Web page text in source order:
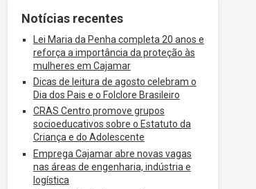
Notícias recentes
Lei Maria da Penha completa 20 anos e
reforça a importância da proteção às
mulheres em Cajamar
Dicas de leitura de agosto celebram o
Dia dos Pais e o Folclore Brasileiro
CRAS Centro promove grupos
socioeducativos sobre o Estatuto da
Criança e do Adolescente
Emprega Cajamar abre novas vagas
nas áreas de engenharia, indústria e
logística